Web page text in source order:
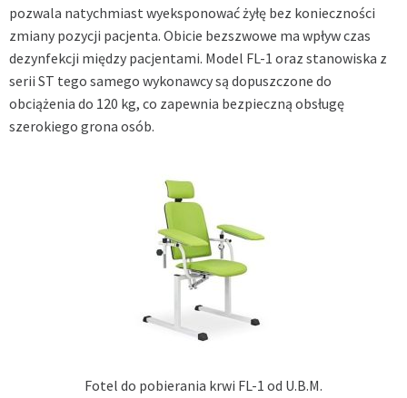
pozwala natychmiast wyeksponować żyłę bez konieczności
zmiany pozycji pacjenta. Obicie bezszwowe ma wpływ czas
dezynfekcji między pacjentami. Model FL-1 oraz stanowiska z
serii ST tego samego wykonawcy są dopuszczone do
obciążenia do 120 kg, co zapewnia bezpieczną obsługę
szerokiego grona osób.
Fotel do pobierania krwi FL-1 od U.B.M.